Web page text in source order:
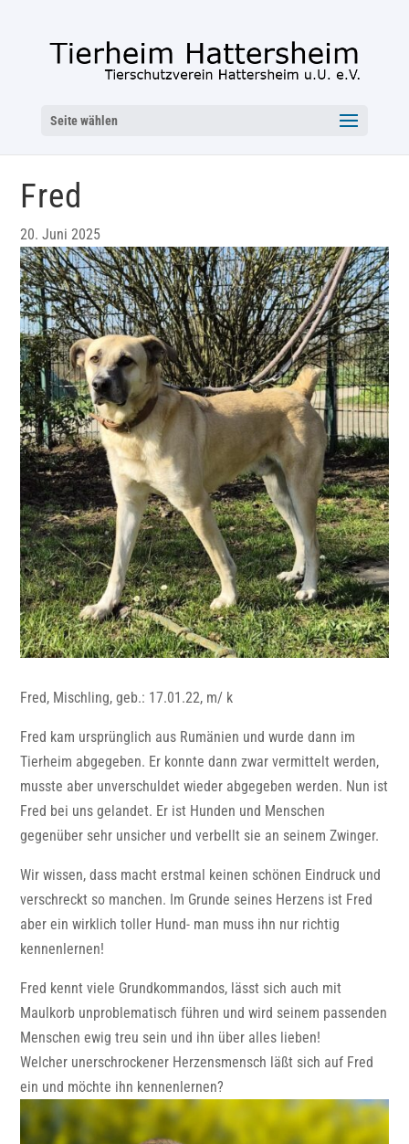
Seite wählen
Fred
20. Juni 2025
Fred, Mischling, geb.: 17.01.22, m/ k
Fred kam ursprünglich aus Rumänien und wurde dann im
Tierheim abgegeben. Er konnte dann zwar vermittelt werden,
musste aber unverschuldet wieder abgegeben werden. Nun ist
Fred bei uns gelandet. Er ist Hunden und Menschen
gegenüber sehr unsicher und verbellt sie an seinem Zwinger.
Wir wissen, dass macht erstmal keinen schönen Eindruck und
verschreckt so manchen. Im Grunde seines Herzens ist Fred
aber ein wirklich toller Hund- man muss ihn nur richtig
kennenlernen!
Fred kennt viele Grundkommandos, lässt sich auch mit
Maulkorb unproblematisch führen und wird seinem passenden
Menschen ewig treu sein und ihn über alles lieben!
Welcher unerschrockener Herzensmensch läßt sich auf Fred
ein und möchte ihn kennenlernen?